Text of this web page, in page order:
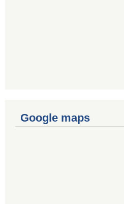
Google maps